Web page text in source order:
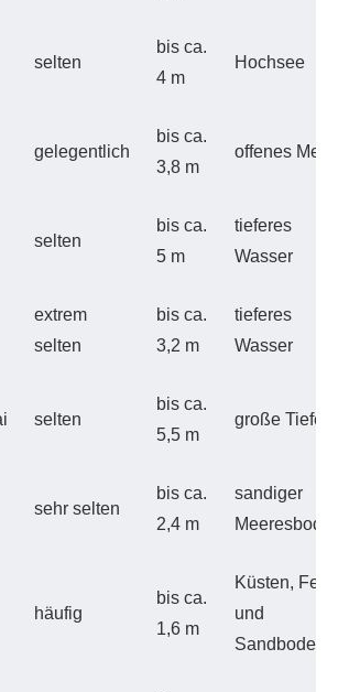
selten
bis ca.
4 m
Hochsee
gelegentlich
bis ca.
3,8 m
offenes Meer
selten
bis ca.
5 m
tieferes
Wasser
extrem
selten
bis ca.
3,2 m
tieferes
Wasser
selten
bis ca.
5,5 m
große Tiefen
sehr selten
bis ca.
2,4 m
sandiger
häufig
bis ca.
1,6 m
Küsten, Fels-
und
Sandboden